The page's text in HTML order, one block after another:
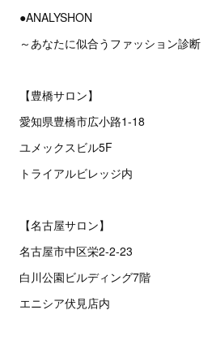
●ANALYSHON
～あなたに似合うファッション診断
【豊橋サロン】
愛知県豊橋市広小路1-18
ユメックスビル5F
トライアルビレッジ内
【名古屋サロン】
名古屋市中区栄2‐2‐23
白川公園ビルディング7階
エニシア伏見店内